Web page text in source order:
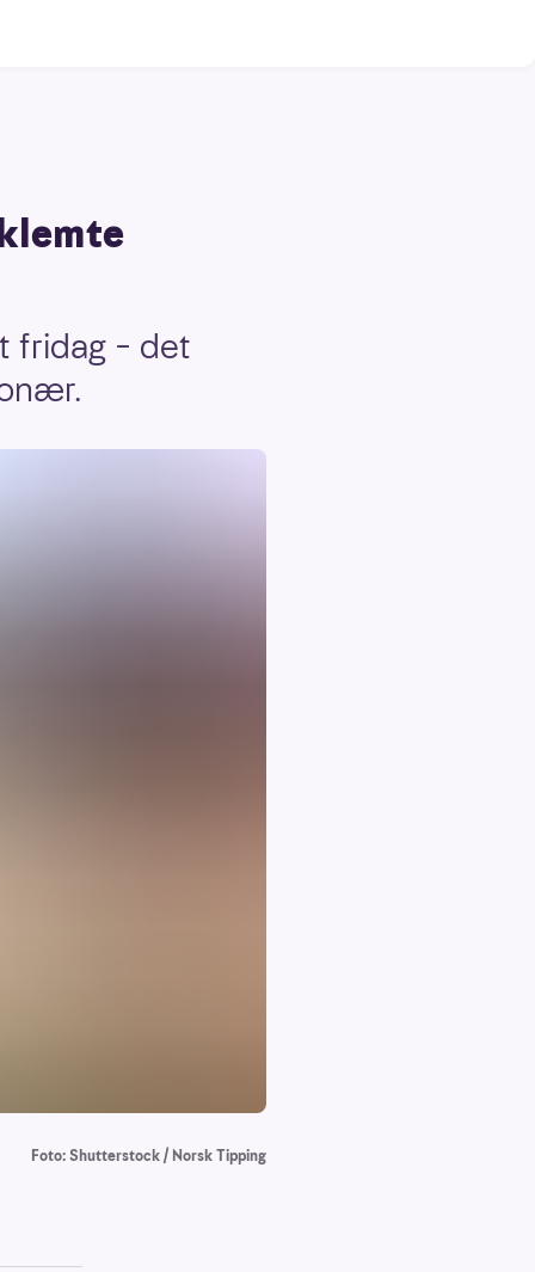
fridag – det
Foto: Shutterstock / Norsk Tipping